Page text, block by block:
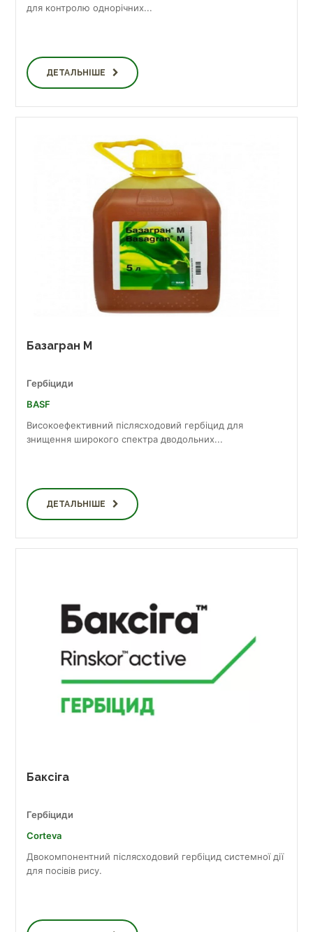
для контролю однорічних...
ДЕТАЛЬНІШЕ
Базагран М
Гербіциди
BASF
Високоефективний післясходовий гербіцид для
знищення широкого спектра дводольних...
ДЕТАЛЬНІШЕ
Баксіга
Гербіциди
Corteva
Двокомпонентний післясходовий гербіцид системної дії
для посівів рису.